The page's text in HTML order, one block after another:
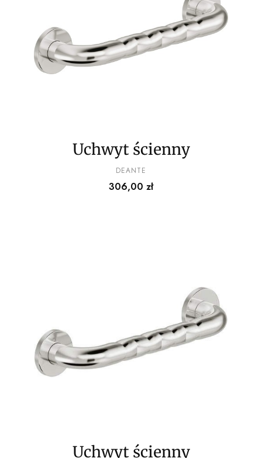
Uchwyt ścienny
PRODUCENT
DEANTE
Cena
306,00 zł
Uchwyt ścienny